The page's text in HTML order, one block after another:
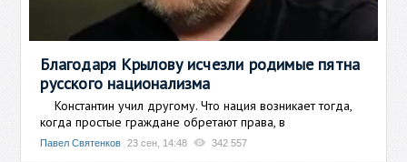
Благодаря Крылову исчезли родимые пятна
русского национализма
Константин учил другому. Что нация возникает тогда,
когда простые граждане обретают права, в
Павел Святенков 23 сен, 14:48 342 557